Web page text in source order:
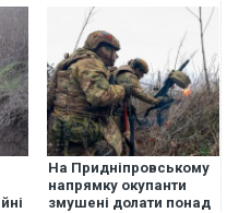
На Придніпровському
напрямку окупанти
змушені долати понад